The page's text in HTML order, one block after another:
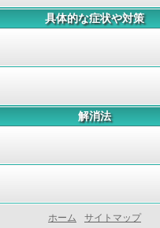
具体的な症状や対策
解消法
ホーム サイトマップ